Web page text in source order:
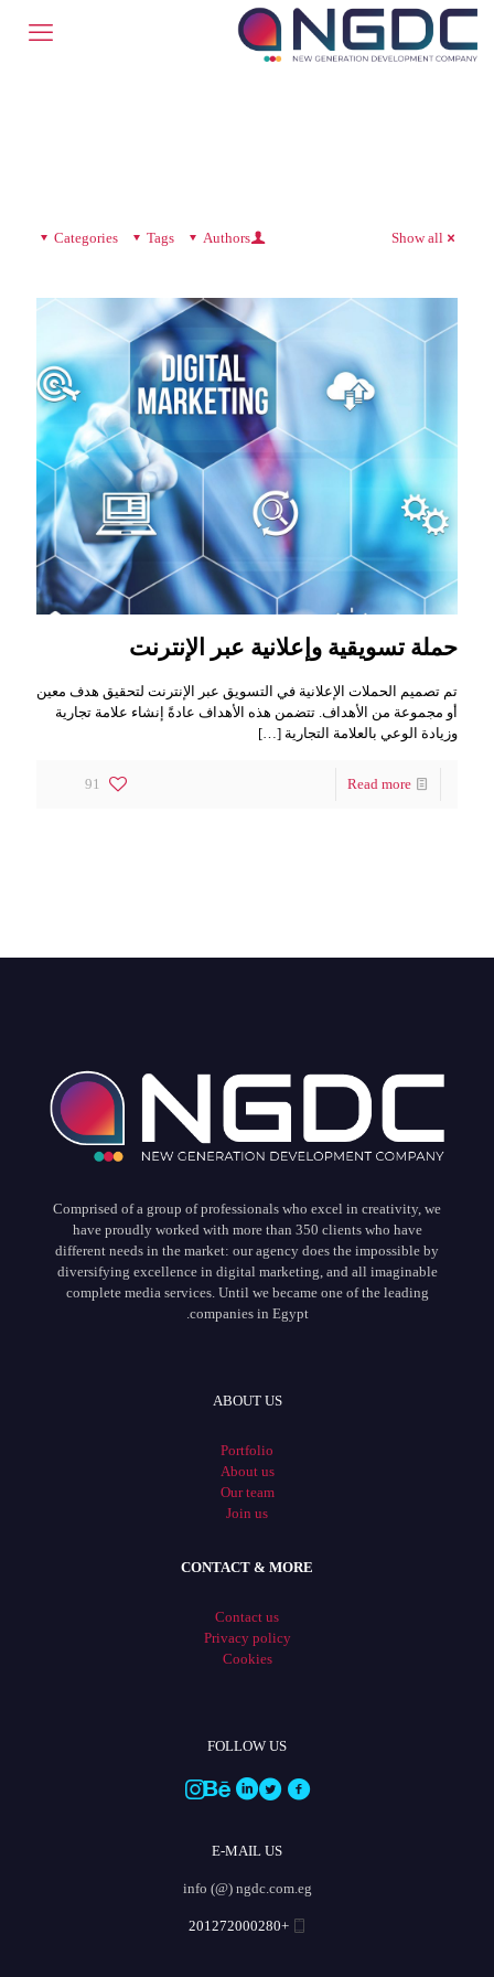
Categories Tags Authors Show all
حملة تسويقية وإعلانية عبر الإنترنت
تم تصميم الحملات الإعلانية في التسويق عبر الإنترنت لتحقيق هدف معين
أو مجموعة من الأهداف. تتضمن هذه الأهداف عادةً إنشاء علامة تجارية
وزيادة الوعي بالعلامة التجارية […]
91 Read more
Comprised of a group of professionals who excel in creativity, we
have proudly worked with more than 350 clients who have
different needs in the market: our agency does the impossible by
diversifying excellence in digital marketing, and all imaginable
complete media services. Until we became one of the leading
companies in Egypt.
ABOUT US
Portfolio
About us
Our team
Join us
CONTACT & MORE
Contact us
Privacy policy
Cookies
FOLLOW US
E-MAIL US
info (@) ngdc.com.eg
+201272000280